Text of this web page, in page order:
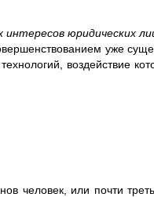
юридических
уже
воздействие
человек, или почти